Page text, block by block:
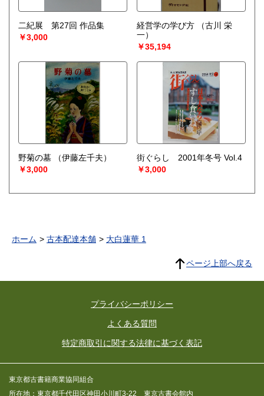
二紀展 第27回 作品集
￥3,000
経営学の学び方
（古川 栄
一）
￥35,194
野菊の墓
（伊藤左千夫）
￥3,000
街ぐらし 2001年冬号 Vol.4
￥3,000
ホーム 古本配達本舗 大白蓮華 1
ページ上部へ戻る
プライバシーポリシー
よくある質問
特定商取引に関する法律に基づく表記
東京都古書籍商業協同組合
所在地：東京都千代田区神田小川町3-22 東京古書会館内